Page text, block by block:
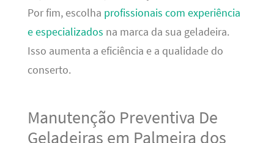
Por fim, escolha profissionais com experiência
e especializados na marca da sua geladeira.
Isso aumenta a eficiência e a qualidade do
conserto.
Manutenção Preventiva De
Geladeiras em Palmeira dos